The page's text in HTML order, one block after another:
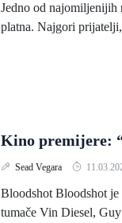
Jedno od najomiljenijih
platna. Najgori
Kino premijere:
Sead Vegara
Bloodshot Bloodshot
tumače Vin Diesel,